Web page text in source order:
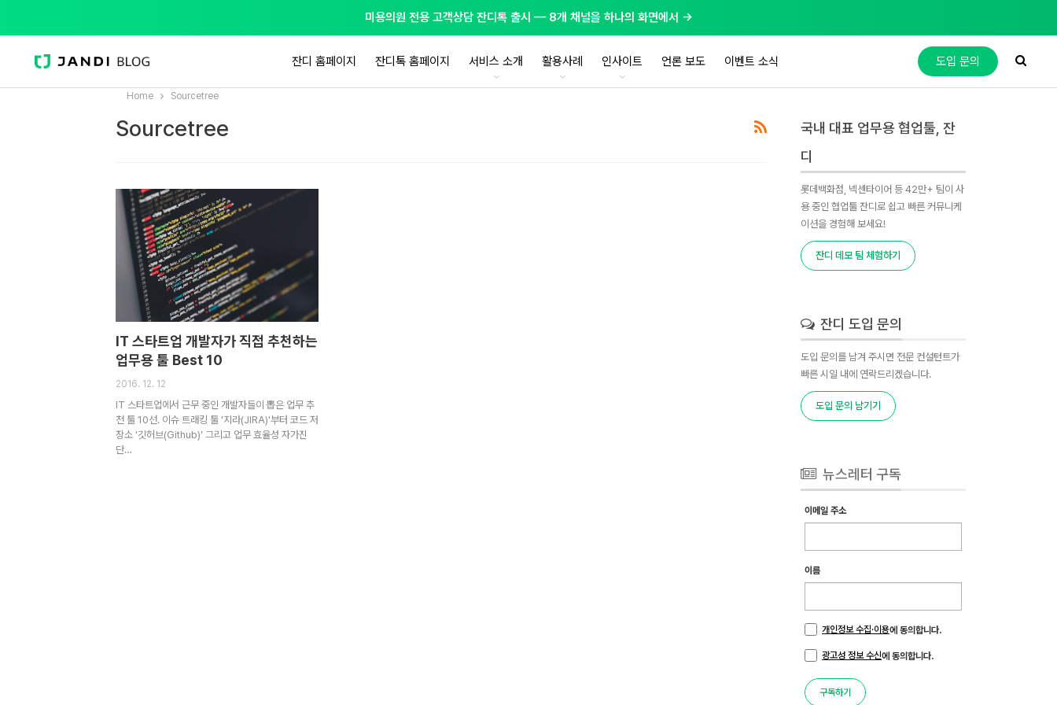
미용의원 전용 고객상담 잔디톡 출시 — 8개 채널을 하나의 화면에서 →
도입 문의
잔디 홈페이지 잔디톡 홈페이지 서비스 소개 활용사례 인사이트 언론 보도 이벤트 소식
Home Sourcetree
Sourcetree
IT 스타트업 개발자가 직접 추천하는
업무용 툴 Best 10
2016. 12. 12
IT 스타트업에서 근무 중인 개발자들이 뽑은 업무 추
천 툴 10선. 이슈 트래킹 툴 '지라(JIRA)'부터 코드 저
장소 '깃허브(Github)' 그리고 업무 효율성 자가진
단…
국내 대표 업무용 협업툴, 잔
디
롯데백화점, 넥센타이어 등 42만+ 팀이 사
용 중인 협업툴 잔디로 쉽고 빠른 커뮤니케
이션을 경험해 보세요!
잔디 데모 팀 체험하기
잔디 도입 문의
도입 문의를 남겨 주시면 전문 컨설턴트가
빠른 시일 내에 연락드리겠습니다.
도입 문의 남기기
뉴스레터 구독
이메일 주소
이름
개인정보 수집·이용에 동의합니다.
광고성 정보 수신에 동의합니다.
구독하기